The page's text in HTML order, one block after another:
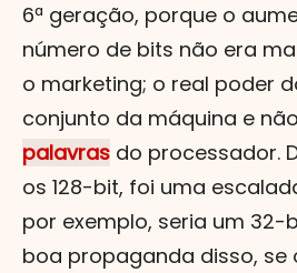
6ª geração, porque o
número de bits não era
o marketing; o real poder
conjunto da máquina e
palavras do processador.
os 128-bit, foi uma
por exemplo, seria um 32-
boa propaganda disso, se